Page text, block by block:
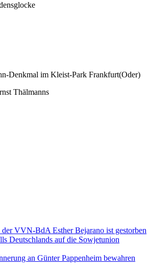
Denkmal im Kleist-Park Frankfurt(Oder)
Thälmanns
VVN-BdA Esther Bejarano ist gestorben
Deutschlands auf die Sowjetunion
an Günter Pappenheim bewahren